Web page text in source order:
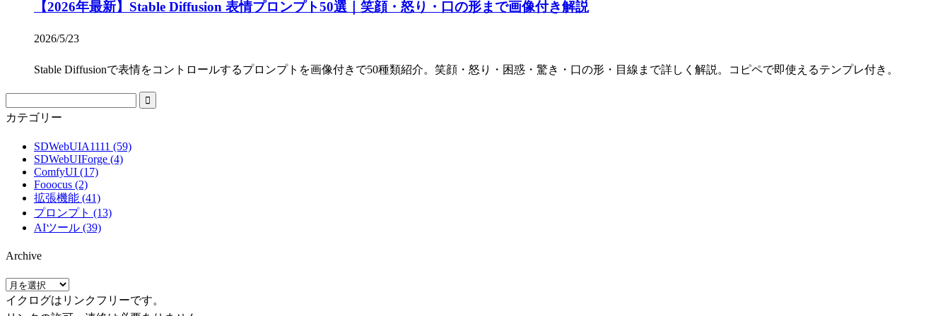
【2026年最新】Stable Diffusion 表情プロンプト50選｜笑顔・怒り・口の形まで画像付き解説
2026/5/23
Stable Diffusionで表情をコントロールするプロンプトを画像付きで50種類紹介。笑顔・怒り・困惑・驚き・口の形・目線まで詳しく解説。コピペで即使えるテンプレ付き。
カテゴリー
SDWebUIA1111 (59)
SDWebUIForge (4)
ComfyUI (17)
Fooocus (2)
拡張機能 (41)
プロンプト (13)
AIツール (39)
Archive
A
イクログはリンクフリーです。